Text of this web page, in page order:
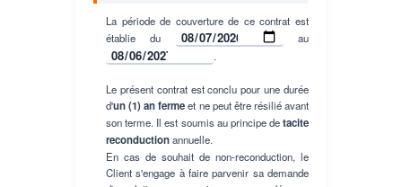
La période de couverture de ce contrat est
établie du
au
.
Le présent contrat est conclu pour une durée
d'un (1) an fermeet ne peut être résilié avant
son terme. Il est soumis au principe detacite
reconductionannuelle.
En cas de souhait de non-reconduction, le
Client s'engage à faire parvenir sa demande